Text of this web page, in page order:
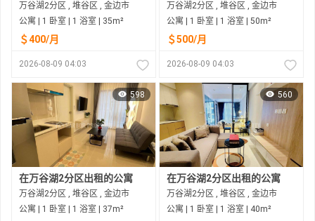
万谷湖2分区 , 堆谷区 , 金边市
公寓 | 1 卧室 | 1 浴室 | 35m²
＄400/月
2026-08-09 04:03
万谷湖2分区 , 堆谷区 , 金边市
公寓 | 1 卧室 | 1 浴室 | 50m²
＄500/月
2026-08-09 04:03
598
在万谷湖2分区出租的公寓
万谷湖2分区 , 堆谷区 , 金边市
公寓 | 1 卧室 | 1 浴室 | 37m²
560
在万谷湖2分区出租的公寓
万谷湖2分区 , 堆谷区 , 金边市
公寓 | 1 卧室 | 1 浴室 | 40m²